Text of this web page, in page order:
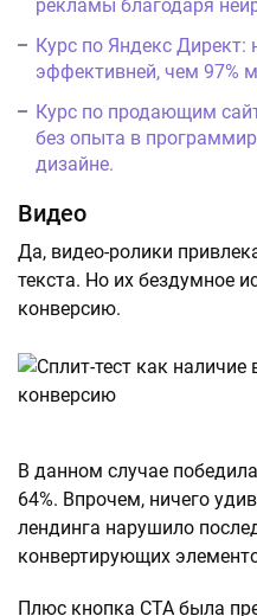
рекламы благодаря
Курс по Яндекс Директ:
эффективней, чем 97%
Курс по продающим
без опыта в
дизайне.
Видео
Да, видео-ролики
текста. Но их бездумное
конверсию.
В данном случае
64%. Впрочем, ничего
лендинга нарушило
конвертирующих
Плюс кнопка CTA была